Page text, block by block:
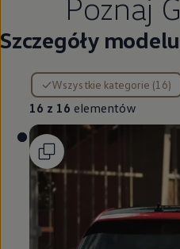
Poznaj
Szczegóły
Wszystkie kategorie (16)
16 z 16 elementów
16 z 16 elementów